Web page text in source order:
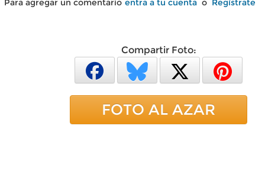
Para agregar un comentario entra a tu cuenta o Regístrate
Compartir Foto:
FOTO AL AZAR